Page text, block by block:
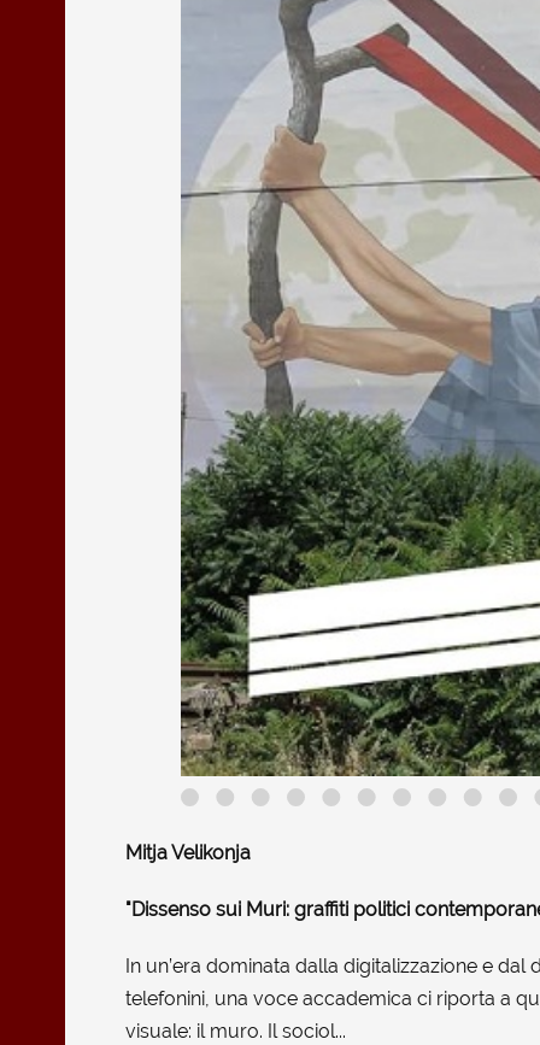
Mitja Velikonja
"Dissenso sui Muri: graffiti politici
In un’era dominata dalla digitalizzazione e
telefonini, una voce accademica ci riporta a
visuale: il muro. Il sociol...